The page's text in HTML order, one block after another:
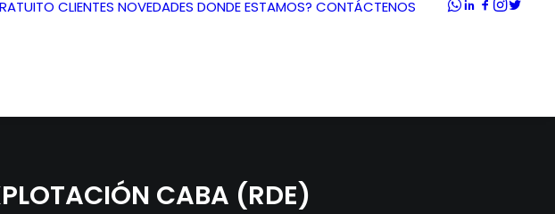
CLIENTES NOVEDADES DONDE ESTAMOS? CONTÁCTENOS
CABA (RDE)